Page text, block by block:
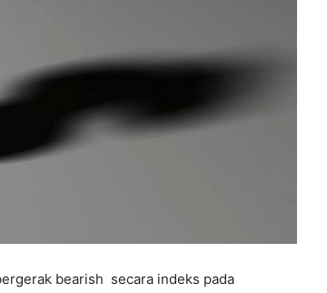
bearish secara indeks pada